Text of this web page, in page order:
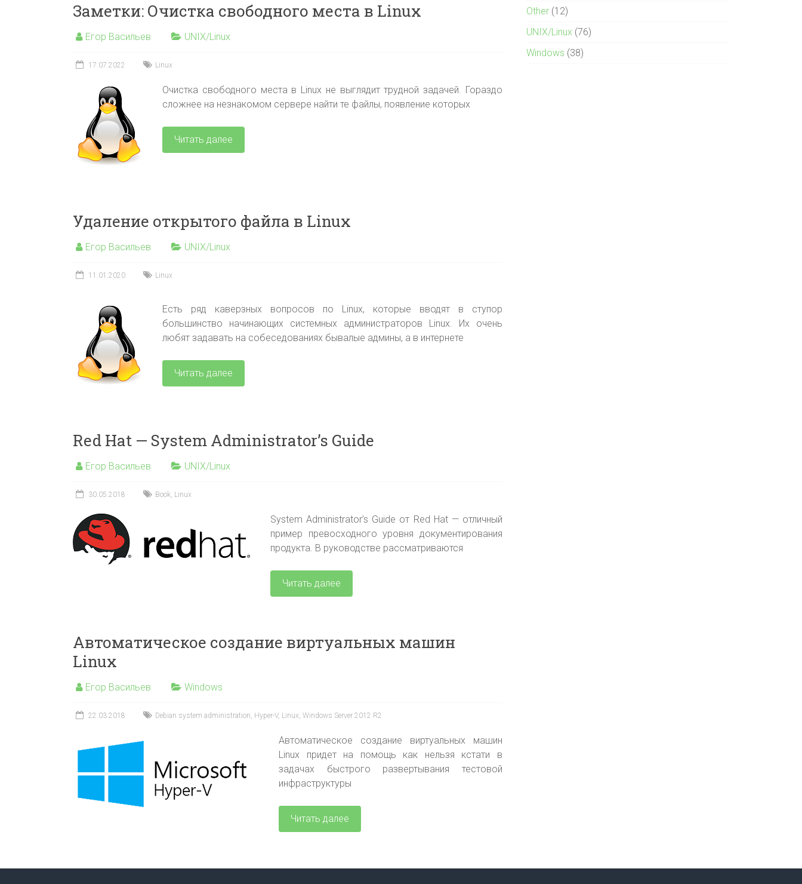
Заметки: Очистка свободного места в Linux
Егор Васильев UNIX/Linux
17.07.2022 Linux
Очистка свободного места в Linux не выглядит трудной задачей. Гораздо
сложнее на незнакомом сервере найти те файлы, появление которых
Читать далее
Удаление открытого файла в Linux
Егор Васильев UNIX/Linux
11.01.2020 Linux
Есть ряд каверзных вопросов по Linux, которые вводят в ступор
большинство начинающих системных администраторов Linux. Их очень
любят задавать на собеседованиях бывалые админы, а в интернете
Читать далее
Red Hat — System Administrator’s Guide
Егор Васильев UNIX/Linux
30.05.2018 Book, Linux
System Administrator’s Guide от Red Hat — отличный
пример превосходного уровня документирования
продукта. В руководстве рассматриваются
Читать далее
Автоматическое создание виртуальных машин
Linux
Егор Васильев Windows
22.03.2018 Debian system administration, Hyper-V, Linux, Windows Server 2012 R2
Автоматическое создание виртуальных машин
Linux придет на помощь как нельзя кстати в
задачах быстрого развертывания тестовой
инфраструктуры
Читать далее
Other (12)
UNIX/Linux (76)
Windows (38)